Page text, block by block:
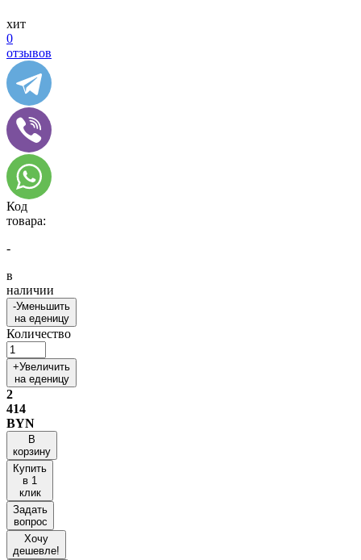
хит
0
отзывов
Код
товара:
-
в
наличии
-Уменьшить
на еденицу
Количество
+Увеличить
на еденицу
2
414
BYN
В
корзину
Купить
в 1
клик
Задать
вопрос
Хочу
дешевле!